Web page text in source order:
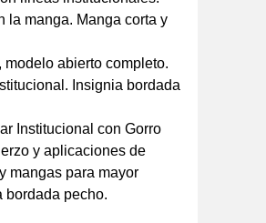
la manga. Manga corta y
modelo abierto completo.
Insignia bordada
Institucional con Gorro
y aplicaciones de
mangas para mayor
bordada pecho.